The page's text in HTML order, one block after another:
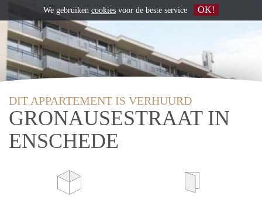
DIT APPARTEMENT IS VERHUURD
GRONAUSESTRAAT IN
ENSCHEDE
We gebruiken cookies voor de beste service OK!